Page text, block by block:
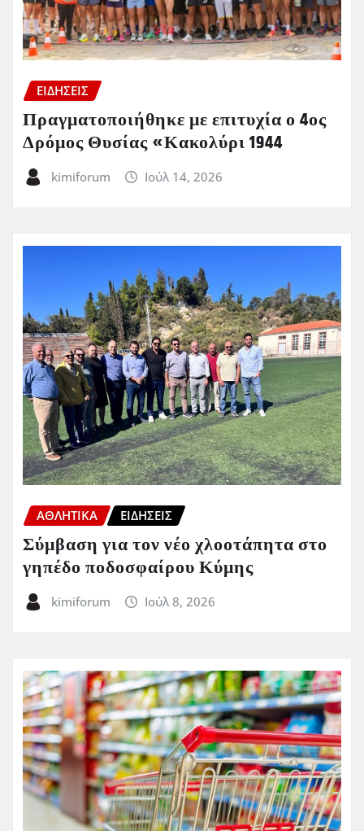
ΕΙΔΗΣΕΙΣ
Πραγματοποιήθηκε με επιτυχία ο 4ος
Δρόμος Θυσίας «Κακολύρι 1944
kimiforum Ιούλ 14, 2026
ΑΘΛΗΤΙΚΑ ΕΙΔΗΣΕΙΣ
Σύμβαση για τον νέο χλοοτάπητα στο
γηπέδο ποδοσφαίρου Κύμης
kimiforum Ιούλ 8, 2026